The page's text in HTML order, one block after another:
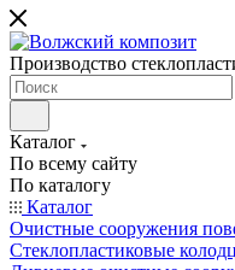
Производство
Каталог
По всему сайту
По каталогу
Каталог
Очистные сооружения
Стеклопластиковые